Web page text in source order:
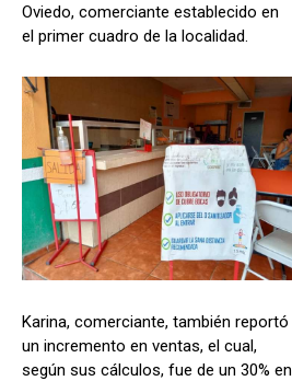
Oviedo, comerciante establecido en
el primer cuadro de la localidad.
Karina, comerciante, también reportó
un incremento en ventas, el cual,
según sus cálculos, fue de un 30% en